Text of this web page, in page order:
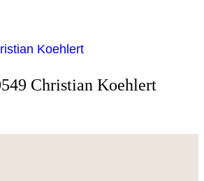
Christian Koehlert